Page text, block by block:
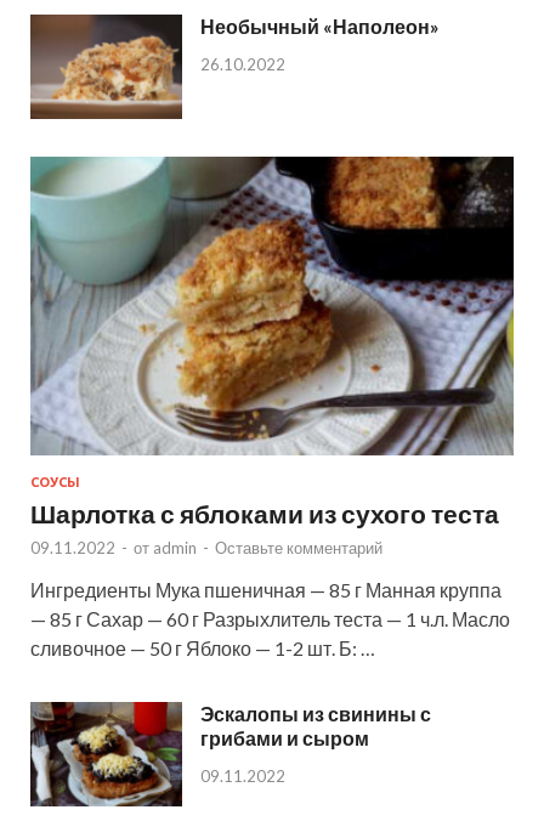
Необычный «Наполеон»
26.10.2022
СОУСЫ
Шарлотка с яблоками из сухого теста
09.11.2022 - от admin - Оставьте комментарий
Ингредиенты Мука пшеничная — 85 г Манная круппа
— 85 г Сахар — 60 г Разрыхлитель теста — 1 ч.л. Масло
сливочное — 50 г Яблоко — 1-2 шт. Б: …
Эскалопы из свинины с
грибами и сыром
09.11.2022